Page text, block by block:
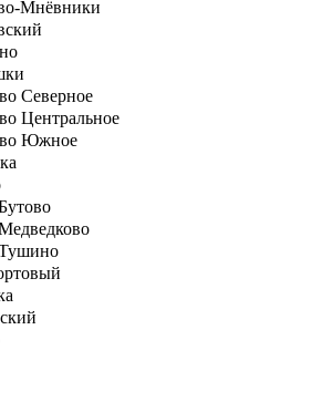
Мнёвники
Северное
Центральное
Южное